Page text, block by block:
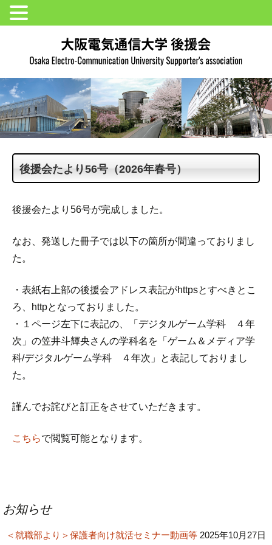
後援会たより56号（2026年春号）
後援会たより56号が完成しました。
なお、発送した冊子では以下の箇所が間違っておりまし
た。
・表紙右上部の後援会アドレス表記がhttpsとすべきとこ
ろ、httpとなっておりました。
・１ページ左下に表記の、「デジタルゲーム学科 ４年
次」の笠井斗輝央さんの学科名を「ゲーム＆メディア学
科/デジタルゲーム学科 ４年次」と表記しておりまし
た。
謹んでお詫びと訂正をさせていただきます。
こちらで閲覧可能となります。
投
稿
ナ
お知らせ
＜就職部より＞保護者向け就活セミナー動画等 2025年10月27日